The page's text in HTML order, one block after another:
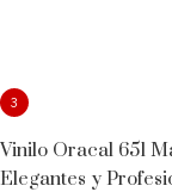
3
Vinilo Oracal 651
Elegantes y